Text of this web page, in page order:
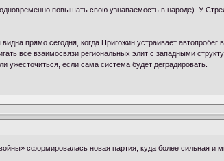
повышать свою узнаваемость в народе). У
прямо сегодня, когда Пригожин устраивает автопробег в
все взаимосвязи региональных элит с западными
ужесточиться, если сама система будет деградировать.
сформировалась новая партия, куда более сильная и